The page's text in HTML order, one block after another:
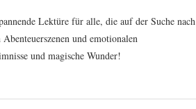
Lektüre für alle, die auf der Suche nach
und emotionalen
und magische Wunder!